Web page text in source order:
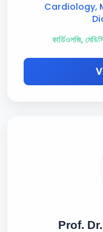
Cardiology,
কার্ডিওলজি,
Prof.